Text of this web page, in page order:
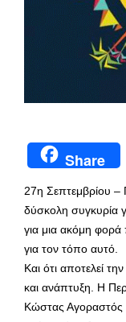
Share
27η Σεπτεμβρίου –
δύσκολη συγκυρία
για μια ακόμη φορά
για τον τόπο αυτό.
Και ότι αποτελεί
και ανάπτυξη. Η
Κώστας Αγοραστός